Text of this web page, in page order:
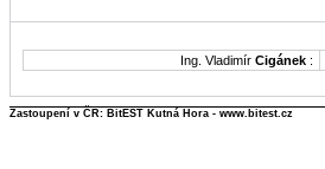
Ing. Vladimír Cigánek :
Zastoupení v ČR: BitEST Kutná Hora - www.bitest.cz